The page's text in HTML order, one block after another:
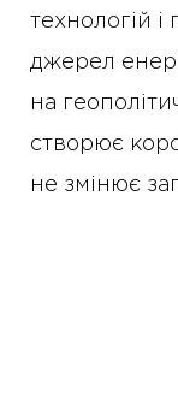
технологій
джерел
на
створює
не змінює